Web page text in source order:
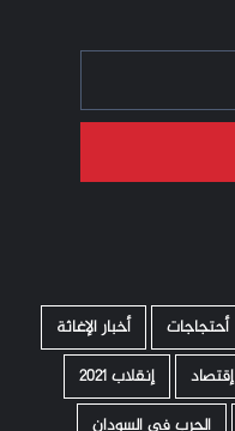
أحتجاجات
أخبار الإغاثة
إقتصاد
إنقلاب 2021